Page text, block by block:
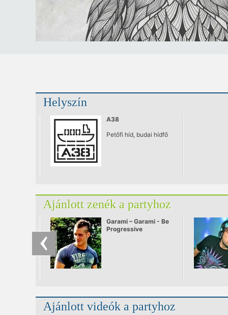
Helyszín
A38
Petőfi híd, budai hídfő
Ajánlott zenék a partyhoz
Garami – Garami - Be
Progressive
Ajánlott videók a partyhoz